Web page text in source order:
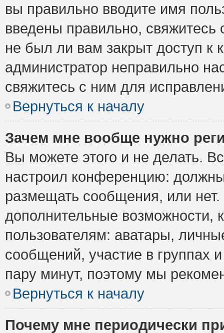
вы правильно вводите имя
введены правильно,
не был ли вам закрыт доступ к
администратор неправильно
свяжитесь с ним для
Вернуться к началу
Зачем мне вообще нужно
Вы можете этого и не делать.
настроил конференцию:
размещать сообщения, или
дополнительные возможности,
пользователям: аватары,
сообщений, участие в группах
пару минут, поэтому мы
Вернуться к началу
Почему мне периодически